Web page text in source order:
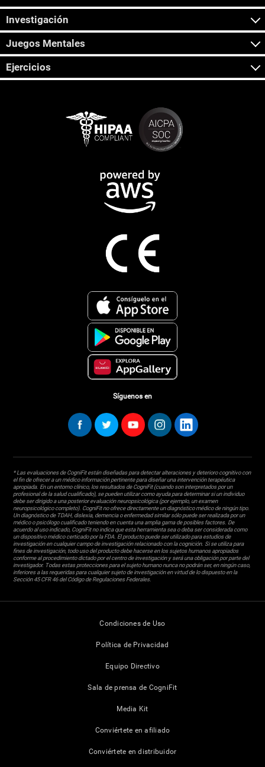
Investigación
Juegos Mentales
Ejercicios
Síguenos en
* Las evaluaciones de CogniFit están diseñadas para detectar alteraciones y deterioro cognitivo con
el fin de ofrecer a un médico información pertinente para diseñar una intervención terapéutica
apropiada. En un entorno clínico, los resultados de CogniFit (cuando son interpretados por un
profesional de la salud cualificado), se pueden utilizar como ayuda para determinar si un individuo
debe ser dirigido a una posterior evaluación neuropsicológica (por ejemplo, un examen
neuropsicológico completo). CogniFit no ofrece directamente un diagnóstico médico de ningún tipo.
Un diagnóstico de TDAH, dislexia, demencia o enfermedad similar sólo puede ser realizada por un
médico o psicólogo cualificado teniendo en cuenta una amplia gama de posibles factores. De
acuerdo al uso indicado, CogniFit no indica que esta herramienta sea o deba ser considerada como
un dispositivo médico certicado por la FDA. El producto puede ser utilizado para estudios de
investigación en cualquier campo de investigación relacionado con la cognición. Si se utiliza para
fines de investigación, todo uso del producto debe hacerse en los sujetos humanos apropiados
conforme al procedimiento dictado por el centro de investigación y será una obligación por parte del
investigador. Todas estas protecciones para el sujeto humano nunca no podrán ser, en ningún caso,
inferiores a las requeridas para cualquier sujeto de investigación en virtud de lo dispuesto en la
Sección 45 CFR 46 del Código de Regulaciones Federales.
Condiciones de Uso
Política de Privacidad
Equipo Directivo
Sala de prensa de CogniFit
Media Kit
Conviértete en afiliado
Conviértete en distribuidor